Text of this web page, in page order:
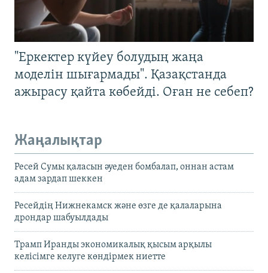
"Еркектер күйеу болудың жаңа
моделін шығармады". Қазақстанда
ажырасу қайта көбейді. Оған не себеп?
Жаңалықтар
Ресей Сумы қаласын әуеден бомбалап, оннан астам
адам зардап шеккен
Ресейдің Нижнекамск және өзге де қалаларына
дрондар шабуылдады
Трамп Иранды экономикалық қысым арқылы
келісімге келуге көндірмек ниетте